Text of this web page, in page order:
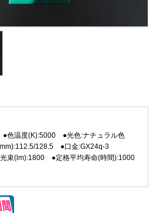
タログ
色温度(K):5000 ●光色:ナチュラル色
128.5 ●口金:GX24q-3
束(lm):1800 ●定格平均寿命(時間):1000